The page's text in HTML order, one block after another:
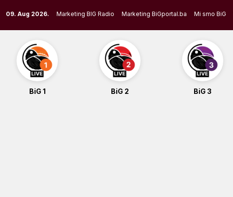
to
content
09. Aug 2026. Marketing BIG Radio Marketing BiGportal.ba Mi smo BiG
BiG 1 BiG 2 BiG 3